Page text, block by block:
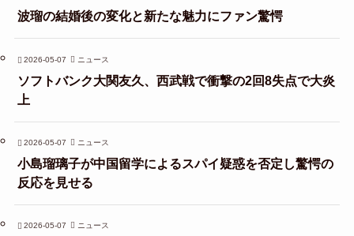
波瑠の結婚後の変化と新たな魅力にファン驚愕
2026-05-07 ニュース
ソフトバンク大関友久、西武戦で衝撃の2回8失点で大炎
上
2026-05-07 ニュース
小島瑠璃子が中国留学によるスパイ疑惑を否定し驚愕の
反応を見せる
2026-05-07 ニュース